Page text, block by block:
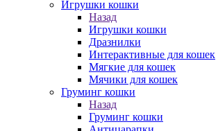
Игрушки кошки
Назад
Игрушки кошки
Дразнилки
Интерактивные для кошек
Мягкие для кошек
Мячики для кошек
Груминг кошки
Назад
Груминг кошки